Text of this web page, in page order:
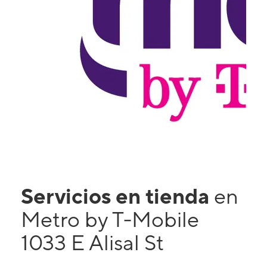
Servicios en tienda en
Metro by T-Mobile
1033 E Alisal St